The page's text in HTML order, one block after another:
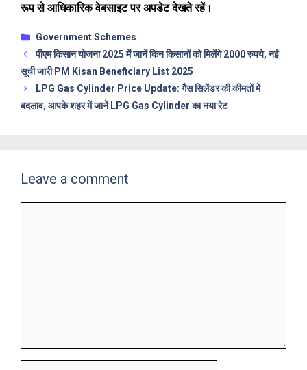
रूप से आधिकारिक वेबसाइट पर अपडेट देखते रहें।
Categories
Government Schemes
पीएम किसान योजना 2025 में जानें किन किसानों को मिलेंगे 2000 रुपये, नई
सूची जारी PM Kisan Beneficiary List 2025
LPG Gas Cylinder Price Update: गैस सिलेंडर की कीमतों में
बदलाव, आपके शहर में जानें LPG Gas Cylinder का नया रेट
Leave a comment